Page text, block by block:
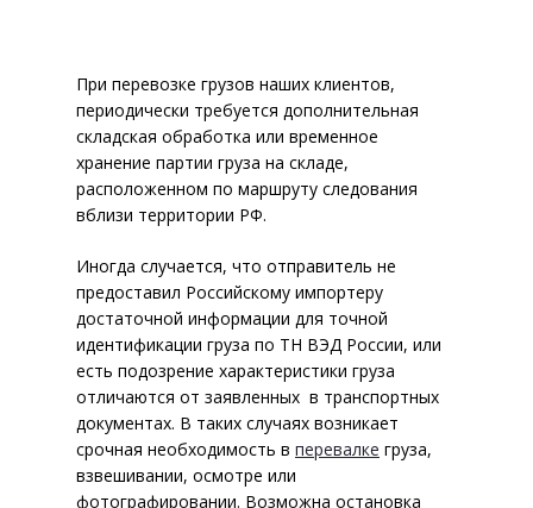
Складские операции
Хранение
География складов
Перевалка грузов
Переоформление
документов
Сбор и консолидация
Таможенное оформление
При перевозке грузов наших клиентов,
периодически требуется дополнительная
складская обработка или временное
хранение партии груза на складе,
расположенном по маршруту следования
вблизи территории РФ.
Иногда случается, что отправитель не
предоставил Российскому импортеру
достаточной информации для точной
идентификации груза по ТН ВЭД России, или
есть подозрение характеристики груза
отличаются от заявленных в транспортных
документах. В таких случаях возникает
срочная необходимость в перевалке груза,
взвешивании, осмотре или
фотографировании. Возможна остановка